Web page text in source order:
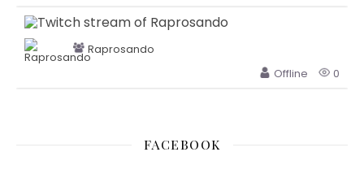
Raprosando
Offline
0
FACEBOOK